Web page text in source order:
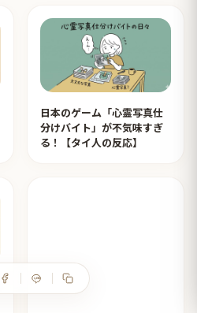
日本のゲーム「心霊写真仕
分けバイト」が不気味すぎ
る！【タイ人の反応】